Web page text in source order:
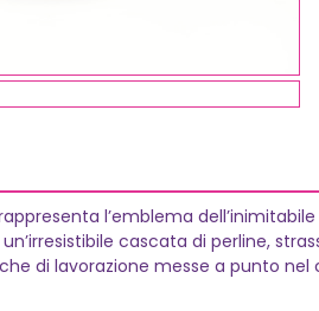
l’emblema
cascata di perline,
di lavorazione messe a punto nel